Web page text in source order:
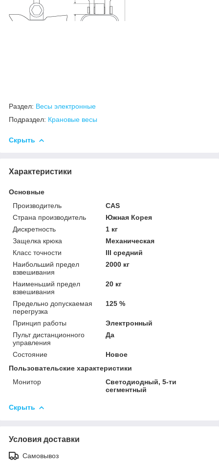
Раздел: Весы электронные
Подраздел: Крановые весы
Скрыть
Характеристики
Основные
Производитель
CAS
Страна производитель
Южная Корея
Дискретность
1 кг
Защелка крюка
Механическая
Класс точности
III средний
Наибольший предел
взвешивания
2000 кг
Наименьший предел
взвешивания
20 кг
Предельно допускаемая
перегрузка
125 %
Принцип работы
Электронный
Пульт дистанционного
управления
Да
Состояние
Новое
Пользовательские характеристики
Монитор
Светодиодный, 5-ти
сегментный
Скрыть
Условия доставки
Самовывоз